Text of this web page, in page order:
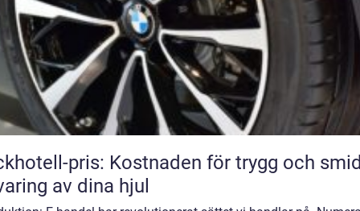
pris: Kostnaden för trygg och
av dina hjul